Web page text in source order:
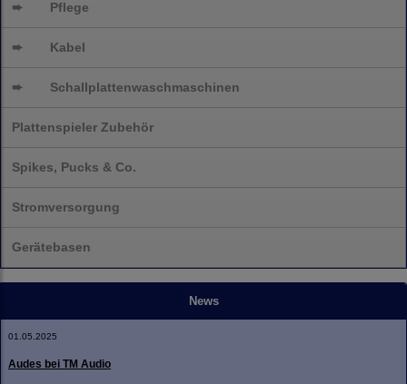
➨ Pflege
➨ Kabel
➨ Schallplattenwaschmaschinen
Plattenspieler Zubehör
Spikes, Pucks & Co.
Stromversorgung
Gerätebasen
News
01.05.2025
Audes bei TM Audio